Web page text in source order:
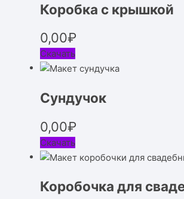
Коробка с крышкой
0,00₽
Скачать
Сундучок
0,00₽
Скачать
Коробочка для